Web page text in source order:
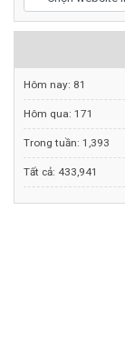
Hôm nay: 81
Hôm qua: 171
Trong tuần: 1,393
Tất cả: 433,941